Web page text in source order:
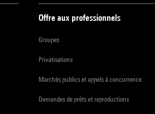
Offre aux professionnels
Groupes
Privatisations
Marchés publics et appels à concurrence
Demandes de prêts et reproductions